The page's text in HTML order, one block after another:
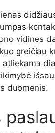
vidines
greičiau
atliekama
duomenis.